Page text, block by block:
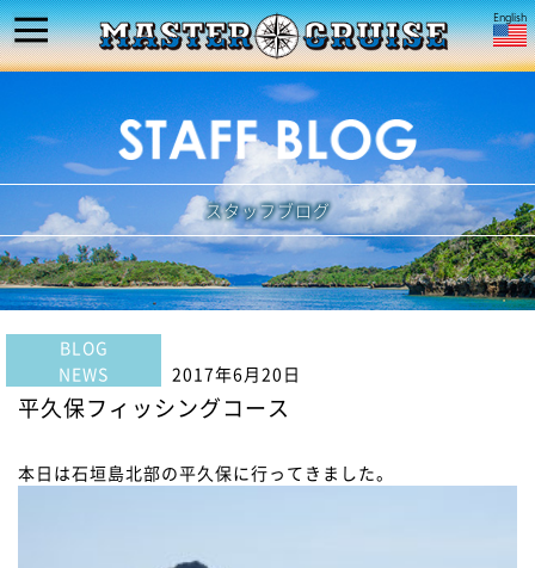
スタッフブログ
BLOG
NEWS
2017年6月20日
平久保フィッシングコース
本日は石垣島北部の平久保に行ってきました。